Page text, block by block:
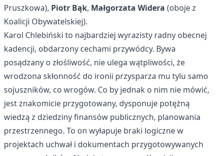
Pruszkowa), Piotr Bąk, Małgorzata Widera (oboje z
Koalicji Obywatelskiej).
Karol Chlebiński to najbardziej wyrazisty radny obecnej
kadencji, obdarzony cechami przywódcy. Bywa
posądzany o złośliwość, nie ulega wątpliwości, że
wrodzona skłonność do ironii przysparza mu tylu samo
sojuszników, co wrogów. Co by jednak o nim nie mówić,
jest znakomicie przygotowany, dysponuje potężną
wiedzą z dziedziny finansów publicznych, planowania
przestrzennego. To on wyłapuje braki logiczne w
projektach uchwał i dokumentach przygotowywanych